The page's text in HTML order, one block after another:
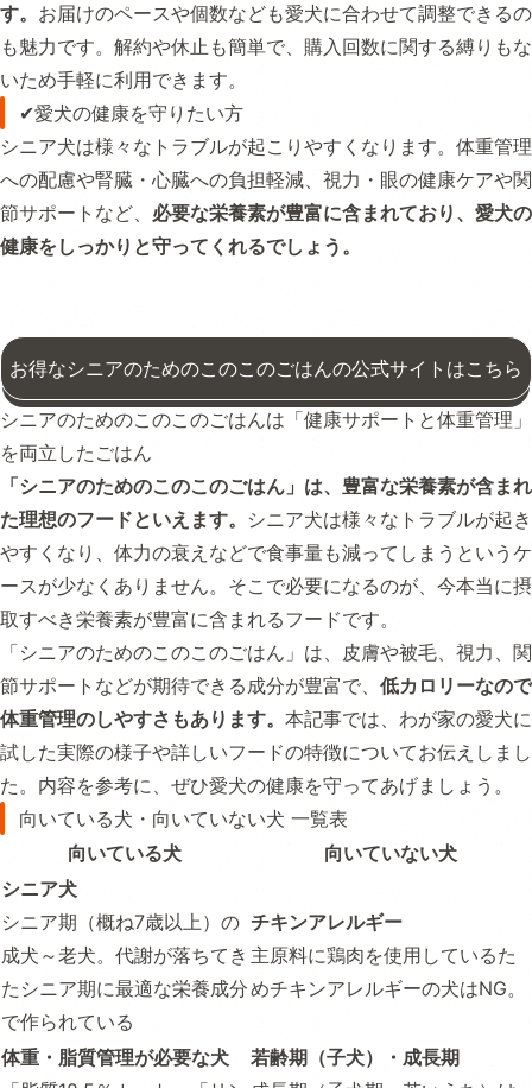
す。 お届けのペースや個数なども愛犬に合わせて調整できるの
も魅力です。解約や休止も簡単で、購入回数に関する縛りもな
いため手軽に利用できます。
✔愛犬の健康を守りたい方
シニア犬は様々なトラブルが起こりやすくなります。体重管理
への配慮や腎臓・心臓への負担軽減、視力・眼の健康ケアや関
節サポートなど、 必要な栄養素が豊富に含まれており、愛犬の
健康をしっかりと守ってくれるでしょう。
お得なシニアのためのこのこのごはんの公式サイトはこちら
シニアのためのこのこのごはんは「健康サポートと体重管理」
を両立したごはん
「シニアのためのこのこのごはん」は、豊富な栄養素が含まれ
た理想のフードといえます。 シニア犬は様々なトラブルが起き
やすくなり、体力の衰えなどで食事量も減ってしまうというケ
ースが少なくありません。そこで必要になるのが、今本当に摂
取すべき栄養素が豊富に含まれるフードです。
「シニアのためのこのこのごはん」は、皮膚や被毛、視力、関
節サポートなどが期待できる成分が豊富で、 低カロリーなので
体重管理のしやすさもあります。 本記事では、わが家の愛犬に
試した実際の様子や詳しいフードの特徴についてお伝えしまし
た。内容を参考に、ぜひ愛犬の健康を守ってあげましょう。
向いている犬・向いていない犬 一覧表
向いている犬
向いていない犬
シニア犬
シニア期（概ね7歳以上）の
成犬～老犬。代謝が落ちてき
たシニア期に最適な栄養成分
で作られている
チキンアレルギー
主原料に鶏肉を使用しているた
めチキンアレルギーの犬はNG。
体重・脂質管理が必要な犬
若齢期（子犬）・成長期